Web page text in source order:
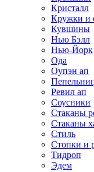
Кристалл
Кружки и
Кувшины
Нью Бэлл
Нью-Йорк
Ода
Оупэн ап
Ревил ап
Соусники
Стаканы
Стаканы
Стиль
Стопки и
Тидроп
Эдем